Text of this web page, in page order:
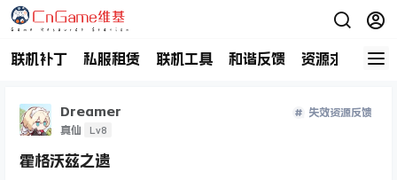
联机补丁 私服租赁 联机工具 和谐反馈 资源求助 商
Dreamer
真仙 Lv8
失效资源反馈
霍格沃兹之遗